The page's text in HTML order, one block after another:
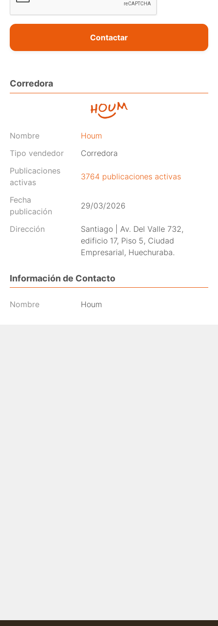
Contactar
Corredora
Nombre
Houm
Tipo vendedor
Corredora
Publicaciones
activas
3764 publicaciones activas
Fecha
publicación
29/03/2026
Dirección
Santiago | Av. Del Valle 732,
edificio 17, Piso 5, Ciudad
Empresarial, Huechuraba.
Información de Contacto
Nombre Houm